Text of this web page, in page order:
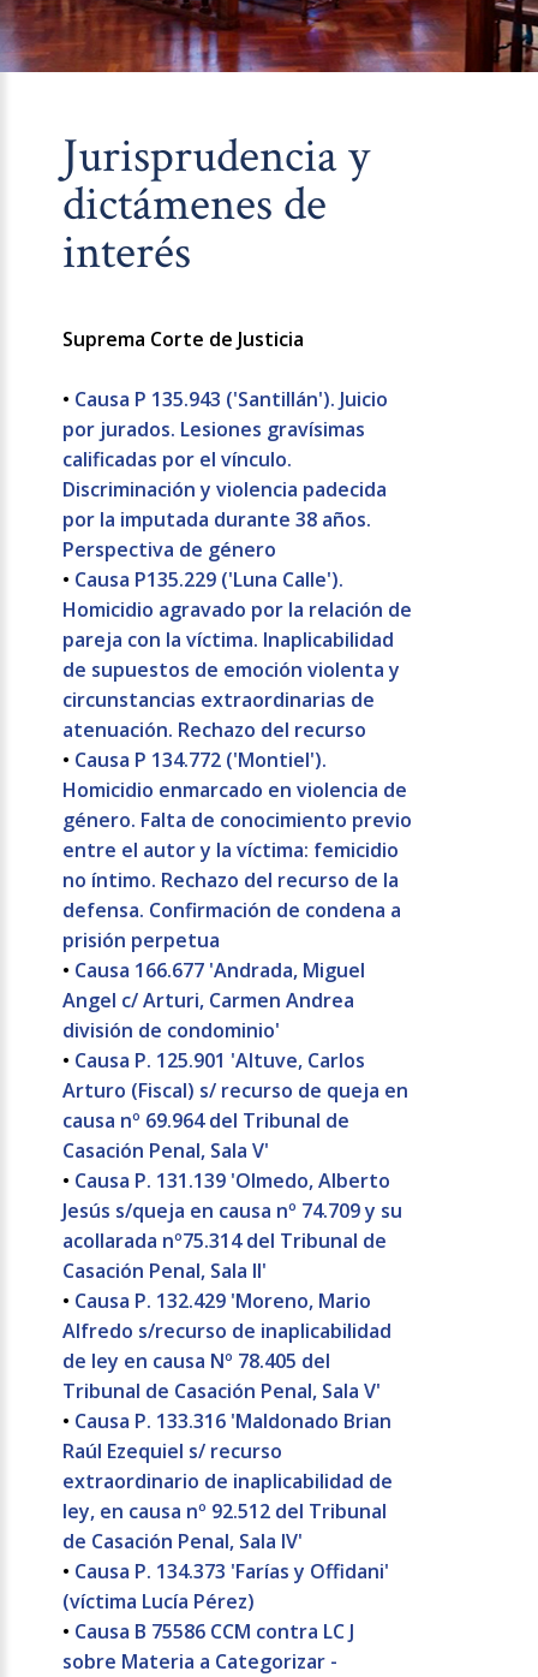
Jurisprudencia y
dictámenes de
interés
Suprema Corte de Justicia
• Causa P 135.943 ('Santillán'). Juicio
por jurados. Lesiones gravísimas
calificadas por el vínculo.
Discriminación y violencia padecida
por la imputada durante 38 años.
Perspectiva de género
• Causa P135.229 ('Luna Calle').
Homicidio agravado por la relación de
pareja con la víctima. Inaplicabilidad
de supuestos de emoción violenta y
circunstancias extraordinarias de
atenuación. Rechazo del recurso
• Causa P 134.772 ('Montiel').
Homicidio enmarcado en violencia de
género. Falta de conocimiento previo
entre el autor y la víctima: femicidio
no íntimo. Rechazo del recurso de la
defensa. Confirmación de condena a
prisión perpetua
• Causa 166.677 'Andrada, Miguel
Angel c/ Arturi, Carmen Andrea
división de condominio'
• Causa P. 125.901 'Altuve, Carlos
Arturo (Fiscal) s/ recurso de queja en
causa nº 69.964 del Tribunal de
Casación Penal, Sala V'
• Causa P. 131.139 'Olmedo, Alberto
Jesús s/queja en causa nº 74.709 y su
acollarada nº75.314 del Tribunal de
Casación Penal, Sala II'
• Causa P. 132.429 'Moreno, Mario
Alfredo s/recurso de inaplicabilidad
de ley en causa Nº 78.405 del
Tribunal de Casación Penal, Sala V'
• Causa P. 133.316 'Maldonado Brian
Raúl Ezequiel s/ recurso
extraordinario de inaplicabilidad de
ley, en causa nº 92.512 del Tribunal
de Casación Penal, Sala IV'
• Causa P. 134.373 'Farías y Offidani'
(víctima Lucía Pérez)
• Causa B 75586 CCM contra LC J
sobre Materia a Categorizar -